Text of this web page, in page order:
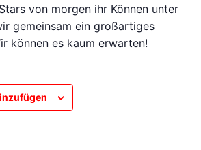
von morgen ihr Können unter
gemeinsam ein großartiges
können es kaum erwarten!